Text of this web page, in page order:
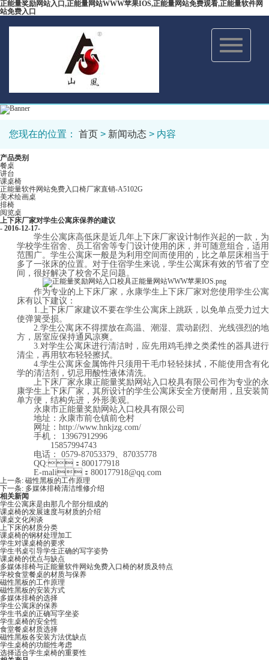
正能量奖励网站入口,正能量网站WWW苹果IOS,正能量网站免费观看,正能量软件网
站免费入口
Toggle
navigation
您现在的位置： 首页 > 新闻动态 > 内容
产品类别
餐桌
讲台
课桌椅
正能量软件网站免费入口椅厂家直销-A5102G
美术绘画桌
排椅
阅览桌
上下床厂家对学生公寓床保养的建议
- 2016-12-17-
学生公寓床高低床是近几年上下床厂家设计制作兴起的一款，为
学校学生宿舍、员工宿舍等专门设计使用的床，并可随意组合，适用
范围广。学生公寓床一般是为利用空间而使用的，比之单层床相当于
多了一张床的位置。对于住宿学生来说，学生公寓床有效的节省了空
间，很好解决了校舍不足问题。
作为专业的上下床厂家，永康学生上下床厂家对您使用学生公寓
床有以下建议：
1.
上下床厂家建议不要在学生公寓床上跳跃，以免单点受力过大
使弹簧受损。
2. 学生公寓床不得摆放在高温、潮湿、震动剧烈、光线强烈的地
方，居室应保持通风凉爽。
3. 对学生公寓床进行清洁时，应先用鸡毛掸之类柔性的器具进行
清尘，再用软布轻轻擦拭。
4. 学生公寓床金属饰件只须用干毛巾轻轻抹拭，不能使用含有化
学的清洁剂，切忌用酸性液体清洗。
上下床厂家永康正能量奖励网站入口校具有限公司作为专业的永
康学生上下床厂家，其所设计的学生公寓床安全方便耐用，且安装简
单方便，结构先进，外形美观。
永康市正能量奖励网站入口校具有限公司
地址：永康市前仓镇前仓村
网址： http://www.hnkjzg.com/
手机：
13967912996
15857994743
电话：
0579-87053379、87035778
QQ:：800177918
E-mali：800177918@qq.com
上一条: 磁性黑板的工作原理
下一条: 多媒体排椅清洁维修介绍
相关新闻
学生公寓床是由那几个部分组成的
课桌椅的发展速度与材质的介绍
课桌文化闲谈
上下床的材质分类
课桌椅的钢材处理加工
学生对课桌椅的要求
学生书桌引导学生正确的写字姿势
课桌椅的优点与缺点
多媒体排椅与正能量软件网站免费入口椅的材质及特点
学校食堂餐桌的材质与保养
磁性黑板的工作原理
磁性黑板的安装方式
多媒体排椅的选择
学生公寓床的保养
学生书桌的正确写字坐姿
学生桌椅的安全性
食堂餐桌材质选择
磁性黑板各安装方法优缺点
学生桌椅的功能性考虑
选择适合学生桌椅的重要性